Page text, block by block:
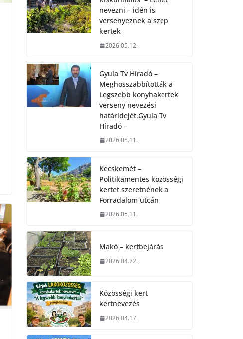
nevezni – idén is
versenyeznek a szép
kertek
2026.05.12.
Gyula Tv Híradó –
Meghosszabbították a
Legszebb konyhakertek
verseny nevezési
határidejét.Gyula Tv
Híradó –
2026.05.11.
Kecskemét –
Politikamentes közösségi
kertet szeretnének a
Forradalom utcán
2026.05.11.
Makó – kertbejárás
2026.04.22.
Közösségi kert
kertnevezés
2026.04.17.